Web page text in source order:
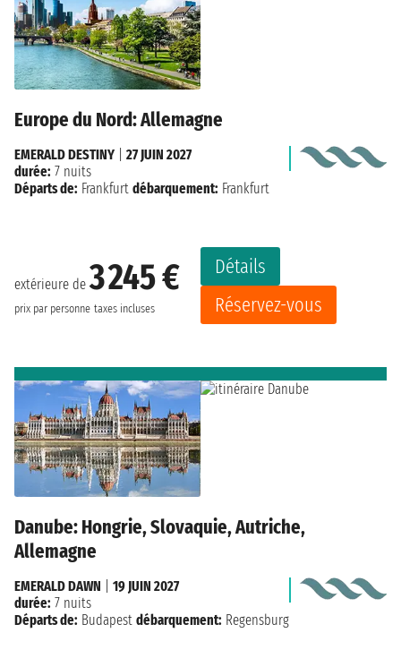
Europe du Nord: Allemagne
extérieure de3 245 €
prix par personne taxes incluses
Détails
Réservez-vous
EMERALD DESTINY
27 JUIN 2027
durée: 7 nuits
Départs de: Frankfurt débarquement: Frankfurt
Danube: Hongrie, Slovaquie, Autriche,
Allemagne
EMERALD DAWN
19 JUIN 2027
durée: 7 nuits
Départs de: Budapest débarquement: Regensburg